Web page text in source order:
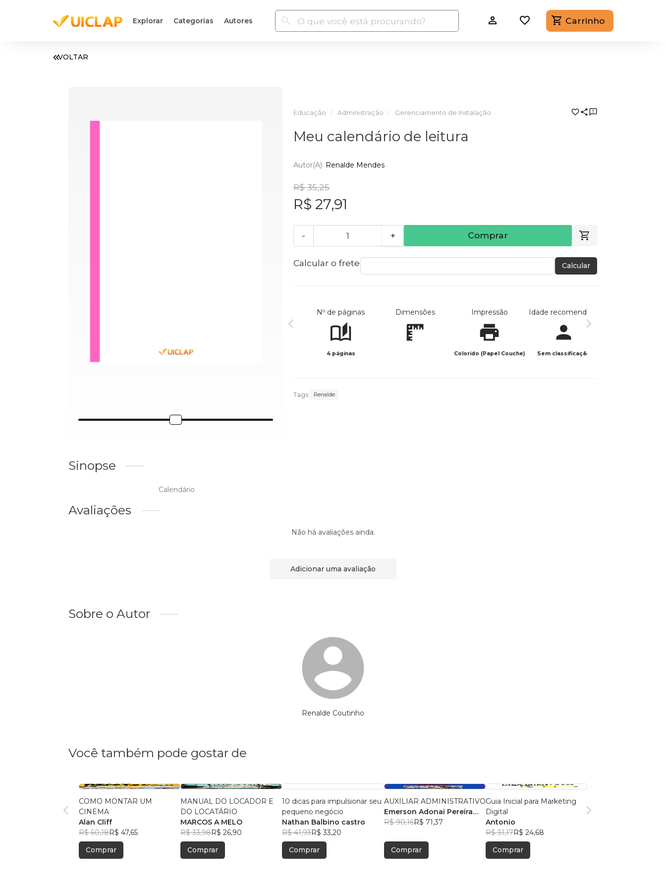
Explorar Categorias Autores Carrinho
VOLTAR
Educação Administração Gerenciamento de Instalação
Meu calendário de leitura
Autor(a): Renalde Mendes
R$ 35,25
R$ 27,91
- + Comprar
Calcular o frete Calcular
Nº de páginas
4 páginas
Dimensões Impressão
Colorido (Papel Couche)
Idade recomendada
Sem classificação
Tags: Renalde
Sinopse
Calendário
Avaliações
Não há avaliações ainda.
Adicionar uma avaliação
Sobre o Autor
Renalde Coutinho
Você também pode gostar de
COMO MONTAR UM
CINEMA
Alan Cliff
R$ 60,18R$ 47,65
Comprar
MANUAL DO LOCADOR E
DO LOCATÁRIO
MARCOS A MELO
R$ 33,98R$ 26,90
Comprar
10 dicas para impulsionar seu
pequeno negócio
Nathan Balbino castro
R$ 41,93R$ 33,20
Comprar
AUXILIAR ADMINISTRATIVO
Emerson Adonai Pereira
Gama
R$ 90,16R$ 71,37
Comprar
Guia Inicial para Marketing
Digital
Antonio
R$ 31,17R$ 24,68
Comprar